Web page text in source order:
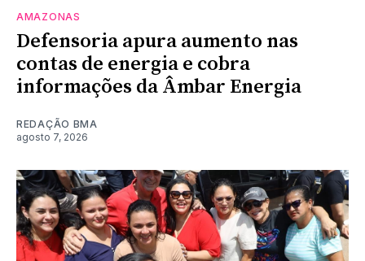
AMAZONAS
Defensoria apura aumento nas
contas de energia e cobra
informações da Âmbar Energia
REDAÇÃO BMA
agosto 7, 2026